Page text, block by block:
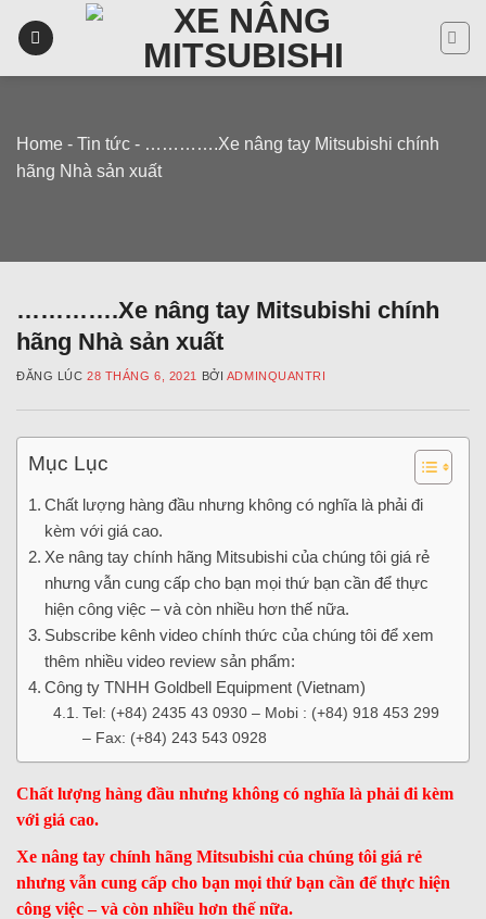
Home - Tin tức - ………….Xe nâng tay Mitsubishi chính
hãng Nhà sản xuất
………….Xe nâng tay Mitsubishi chính
hãng Nhà sản xuất
ĐĂNG LÚC28 THÁNG 6, 2021 BỞI ADMINQUANTRI
Mục Lục
Chất lượng hàng đầu nhưng không có nghĩa là phải đi
kèm với giá cao.
Xe nâng tay chính hãng Mitsubishi của chúng tôi giá rẻ
nhưng vẫn cung cấp cho bạn mọi thứ bạn cần để thực
hiện công việc – và còn nhiều hơn thế nữa.
Subscribe kênh video chính thức của chúng tôi để xem
thêm nhiều video review sản phẩm:
Công ty TNHH Goldbell Equipment (Vietnam)
Tel: (+84) 2435 43 0930 – Mobi : (+84) 918 453 299
– Fax: (+84) 243 543 0928
Chất lượng hàng đầu nhưng không có nghĩa là phải đi kèm
với giá cao.
Xe nâng tay chính hãng Mitsubishi của chúng tôi giá rẻ
nhưng vẫn cung cấp cho bạn mọi thứ bạn cần để thực hiện
công việc – và còn nhiều hơn thế nữa.